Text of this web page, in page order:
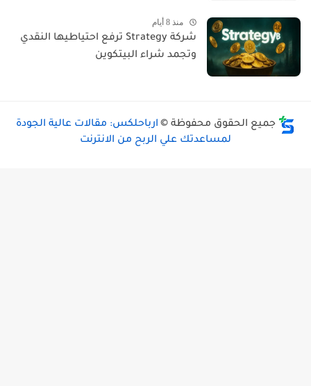
منذ 8 أيام
شركة Strategy ترفع احتياطيها النقدي
وتجمد شراء البيتكوين
جميع الحقوق محفوظة © ارباحلكس: مقالات عالية الجودة
لمساعدتك علي الربح من الانترنت